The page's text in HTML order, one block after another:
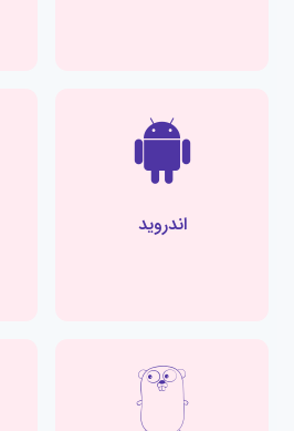
اندروید